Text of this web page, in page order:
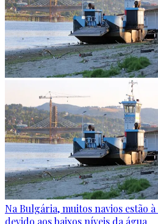
Na Bulgária, muitos navios estão
devido aos baixos níveis da água